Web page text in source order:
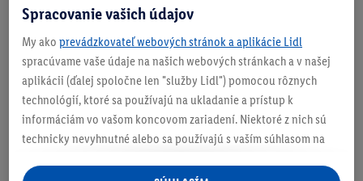
Zistite svoju veľkosť
O produkte
Spracovanie vašich údajov
My ako prevádzkovateľ webových stránok a aplikácie Lidl
spracúvame vaše údaje na našich webových stránkach a v našej
aplikácii (ďalej spoločne len "služby Lidl") pomocou rôznych
technológií, ktoré sa používajú na ukladanie a prístup k
informáciám vo vašom koncovom zariadení. Niektoré z nich sú
technicky nevyhnutné alebo sa používajú s vaším súhlasom na
personalizovanú reklamu v rámci služieb Lidl aj mimo nich. Ak